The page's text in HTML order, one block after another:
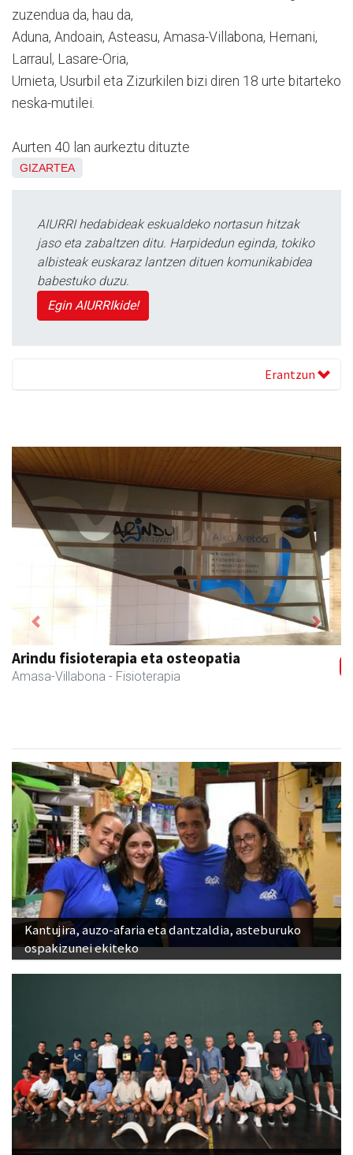
zuzendua da, hau da,
Aduna, Andoain, Asteasu, Amasa-Villabona, Hernani,
Larraul, Lasare-Oria,
Urnieta, Usurbil eta Zizurkilen bizi diren 18 urte bitarteko
neska-mutilei.
Aurten 40 lan aurkeztu dituzte
GIZARTEA
AIURRI hedabideak eskualdeko nortasun hitzak
jaso eta zabaltzen ditu. Harpidedun eginda, tokiko
albisteak euskaraz lantzen dituen komunikabidea
babestuko duzu.
Egin AIURRIkide!
Erantzun
Arindu fisioterapia eta osteopatia
Amasa-Villabona - Fisioterapia
Previous Next
Kantujira, auzo-afaria eta dantzaldia, asteburuko
ospakizunei ekiteko